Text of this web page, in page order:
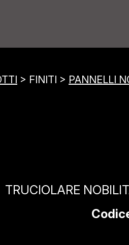
> FINITI > PANNELLI
TRUCIOLARE